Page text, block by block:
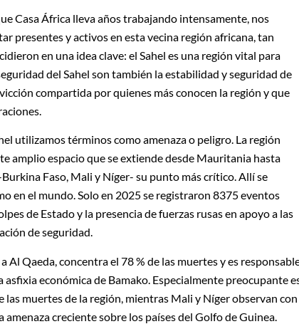
Casa África lleva años trabajando intensamente, nos
presentes y activos en esta vecina región africana, tan
en una idea clave: el Sahel es una región vital para
del Sahel son también la estabilidad y seguridad de
compartida por quienes más conocen la región y que
utilizamos términos como amenaza o peligro. La región
amplio espacio que se extiende desde Mauritania hasta
Faso, Mali y Níger- su punto más crítico. Allí se
en el mundo. Solo en 2025 se registraron 8375 eventos
de Estado y la presencia de fuerzas rusas en apoyo a las
de seguridad.
Qaeda, concentra el 78 % de las muertes y es
económica de Bamako. Especialmente preocupante
las muertes de la región, mientras Mali y Níger observan con
creciente sobre los países del Golfo de Guinea.